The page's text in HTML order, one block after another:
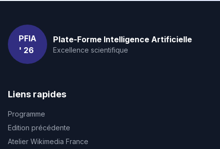
PFIA
' 26
Plate-Forme Intelligence Artificielle
Excellence scientifique
Liens rapides
Programme
Edition précédente
Atelier Wikimedia France